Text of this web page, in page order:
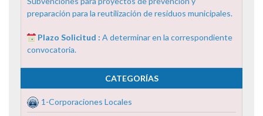
preparación para la reutilización de residuos municipales.
Plazo Solicitud : A determinar en la correspondiente
convocatoria.
CATEGORÍAS
1-Corporaciones Locales